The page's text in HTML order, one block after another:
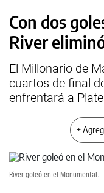
Con dos
River
El Millonario de
cuartos de final
enfrentará a
+
River goleó en el Monumental.